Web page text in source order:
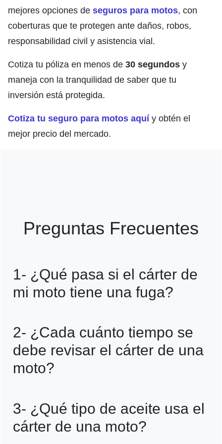
mejores opciones de seguros para motos, con
coberturas que te protegen ante daños, robos,
responsabilidad civil y asistencia vial.
Cotiza tu póliza en menos de 30 segundos y
maneja con la tranquilidad de saber que tu
inversión está protegida.
Cotiza tu seguro para motos aquíy obtén el
mejor precio del mercado.
Preguntas Frecuentes
1- ¿Qué pasa si el cárter de
mi moto tiene una fuga?
motor puede quedarse sin lubricación, lo
que genera sobrecalentamiento y daños
graves. Se recomienda reparar o
2- ¿Cada cuánto tiempo se
debe revisar el cárter de una
moto?
cambia el aceite o cada 5,000 km
aproximadamente, dependiendo del uso y
3- ¿Qué tipo de aceite usa el
cárter de una moto?